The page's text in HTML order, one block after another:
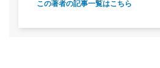
この著者の記事一覧はこちら